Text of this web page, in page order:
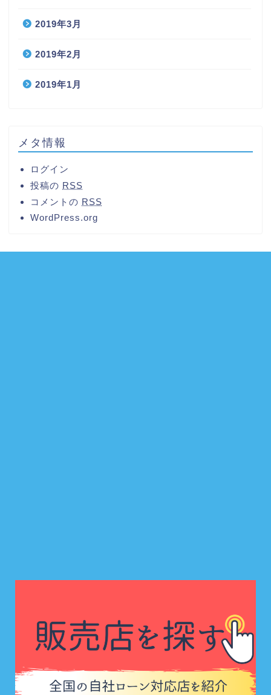
2019年3月
2019年2月
2019年1月
メタ情報
ログイン
投稿の RSS
コメントの RSS
WordPress.org